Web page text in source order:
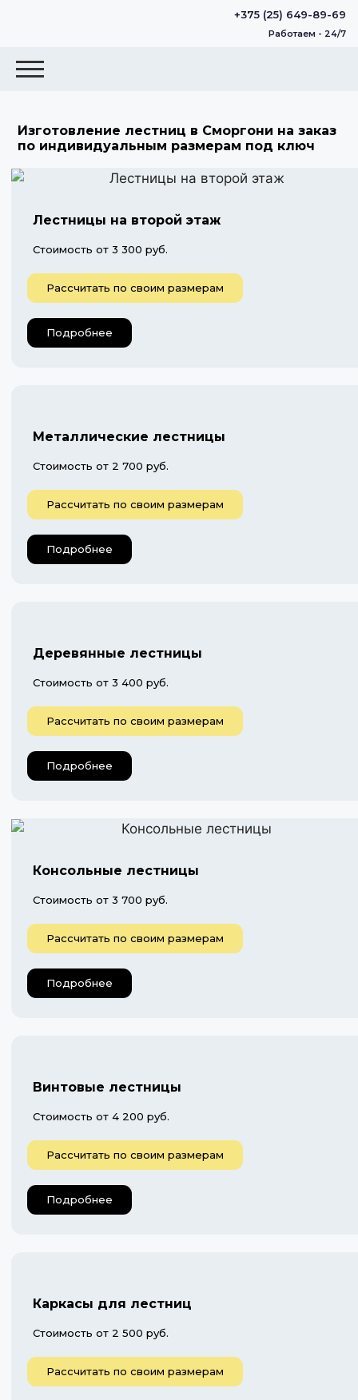
+375 (25) 649-89-69
Работаем - 24/7
Изготовление лестниц в Сморгони на заказ
по индивидуальным размерам под ключ
Лестницы на второй этаж
Стоимость от 3 300 руб.
Рассчитать по своим размерам
Подробнее
Металлические лестницы
Стоимость от 2 700 руб.
Рассчитать по своим размерам
Подробнее
Деревянные лестницы
Стоимость от 3 400 руб.
Рассчитать по своим размерам
Подробнее
Консольные лестницы
Стоимость от 3 700 руб.
Рассчитать по своим размерам
Подробнее
Винтовые лестницы
Стоимость от 4 200 руб.
Рассчитать по своим размерам
Подробнее
Каркасы для лестниц
Стоимость от 2 500 руб.
Рассчитать по своим размерам